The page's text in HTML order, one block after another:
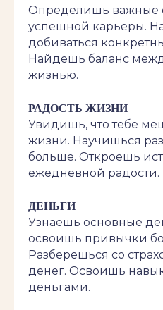
Определишь важные
успешной карьеры.
добиваться
Найдешь баланс
жизнью.
РАДОСТЬ ЖИЗНИ
Увидишь, что тебе
жизни. Научишься
больше. Откроешь
ежедневной радости.
ДЕНЬГИ
Узнаешь основные
освоишь привычки
Разберешься со
денег. Освоишь
деньгами.